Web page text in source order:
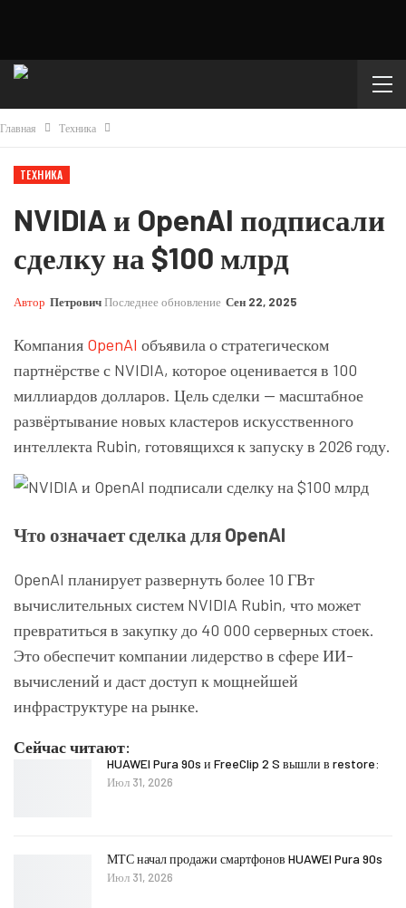
Главная Техника
ТЕХНИКА
NVIDIA и OpenAI подписали
сделку на $100 млрд
Автор ПетровичПоследнее обновление Сен 22, 2025
Компания OpenAI объявила о стратегическом
партнёрстве с NVIDIA, которое оценивается в 100
миллиардов долларов. Цель сделки — масштабное
развёртывание новых кластеров искусственного
интеллекта Rubin, готовящихся к запуску в 2026 году.
Что означает сделка для OpenAI
OpenAI планирует развернуть более 10 ГВт
вычислительных систем NVIDIA Rubin, что может
превратиться в закупку до 40 000 серверных стоек.
Это обеспечит компании лидерство в сфере ИИ-
вычислений и даст доступ к мощнейшей
инфраструктуре на рынке.
Сейчас читают:
HUAWEI Pura 90s и FreeClip 2 S вышли в restore:
Июл 31, 2026
МТС начал продажи смартфонов HUAWEI Pura 90s
Июл 31, 2026